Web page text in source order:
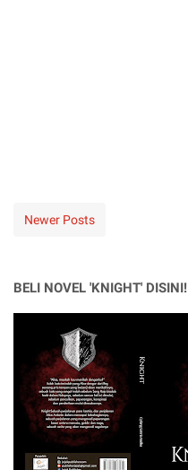
Newer Posts
BELI NOVEL 'KNIGHT' DISINI!